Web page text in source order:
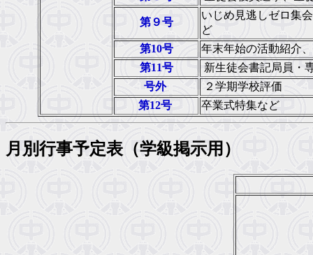
第９号
いじめ見逃しゼロ集
ど
第10号
年末年始の活動紹介
第11号
新生徒会書記局員・
号外
２学期学校評価
第12号
卒業式特集など
月別行事予定表（学級掲示用）